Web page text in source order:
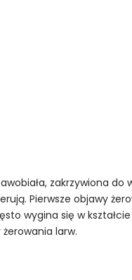
zakrzywiona
Pierwsze objawy
wygina się w
larw.